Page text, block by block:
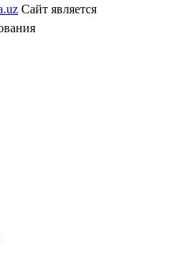
Сайт является